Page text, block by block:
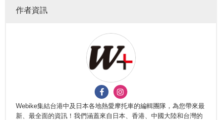
作者資訊
Webike集結台港中及日本各地熱愛摩托車的編輯團隊，為您帶來最
新、最全面的資訊！我們涵蓋來自日本、香港、中國大陸和台灣的